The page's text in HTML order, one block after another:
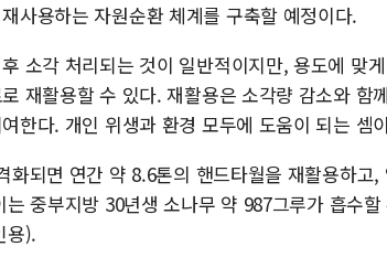
사용하는 자원순환 체계를 구축할 예정이다.
소각 처리되는 것이 일반적이지만, 용도에 맞
재활용할 수 있다. 재활용은 소각량 감소와 함
한다. 개인 위생과 환경 모두에 도움이 되는 셈
화되면 연간 약 8.6톤의 핸드타월을 재활용하고
는 중부지방 30년생 소나무 약 987그루가 흡수
용).